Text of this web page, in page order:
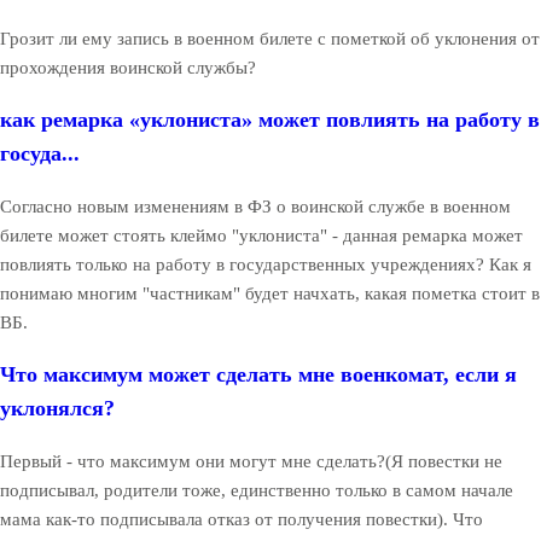
Грозит ли ему запись в военном билете с пометкой об уклонения от
прохождения воинской службы?
как ремарка «уклониста» может повлиять на работу в
госуда...
Согласно новым изменениям в ФЗ о воинской службе в военном
билете может стоять клеймо "уклониста" - данная ремарка может
повлиять только на работу в государственных учреждениях? Как я
понимаю многим "частникам" будет начхать, какая пометка стоит в
ВБ.
Что максимум может сделать мне военкомат, если я
уклонялся?
Первый - что максимум они могут мне сделать?(Я повестки не
подписывал, родители тоже, единственно только в самом начале
мама как-то подписывала отказ от получения повестки). Что